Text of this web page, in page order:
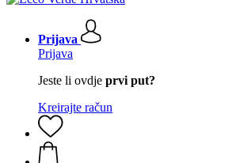
Prijava
Prijava
Jeste li ovdje prvi put?
Kreirajte račun